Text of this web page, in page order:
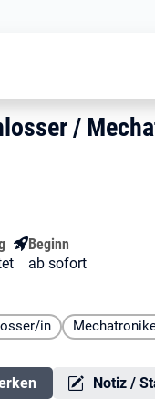
/
/
Beginn
ab sofort
in
Notiz /